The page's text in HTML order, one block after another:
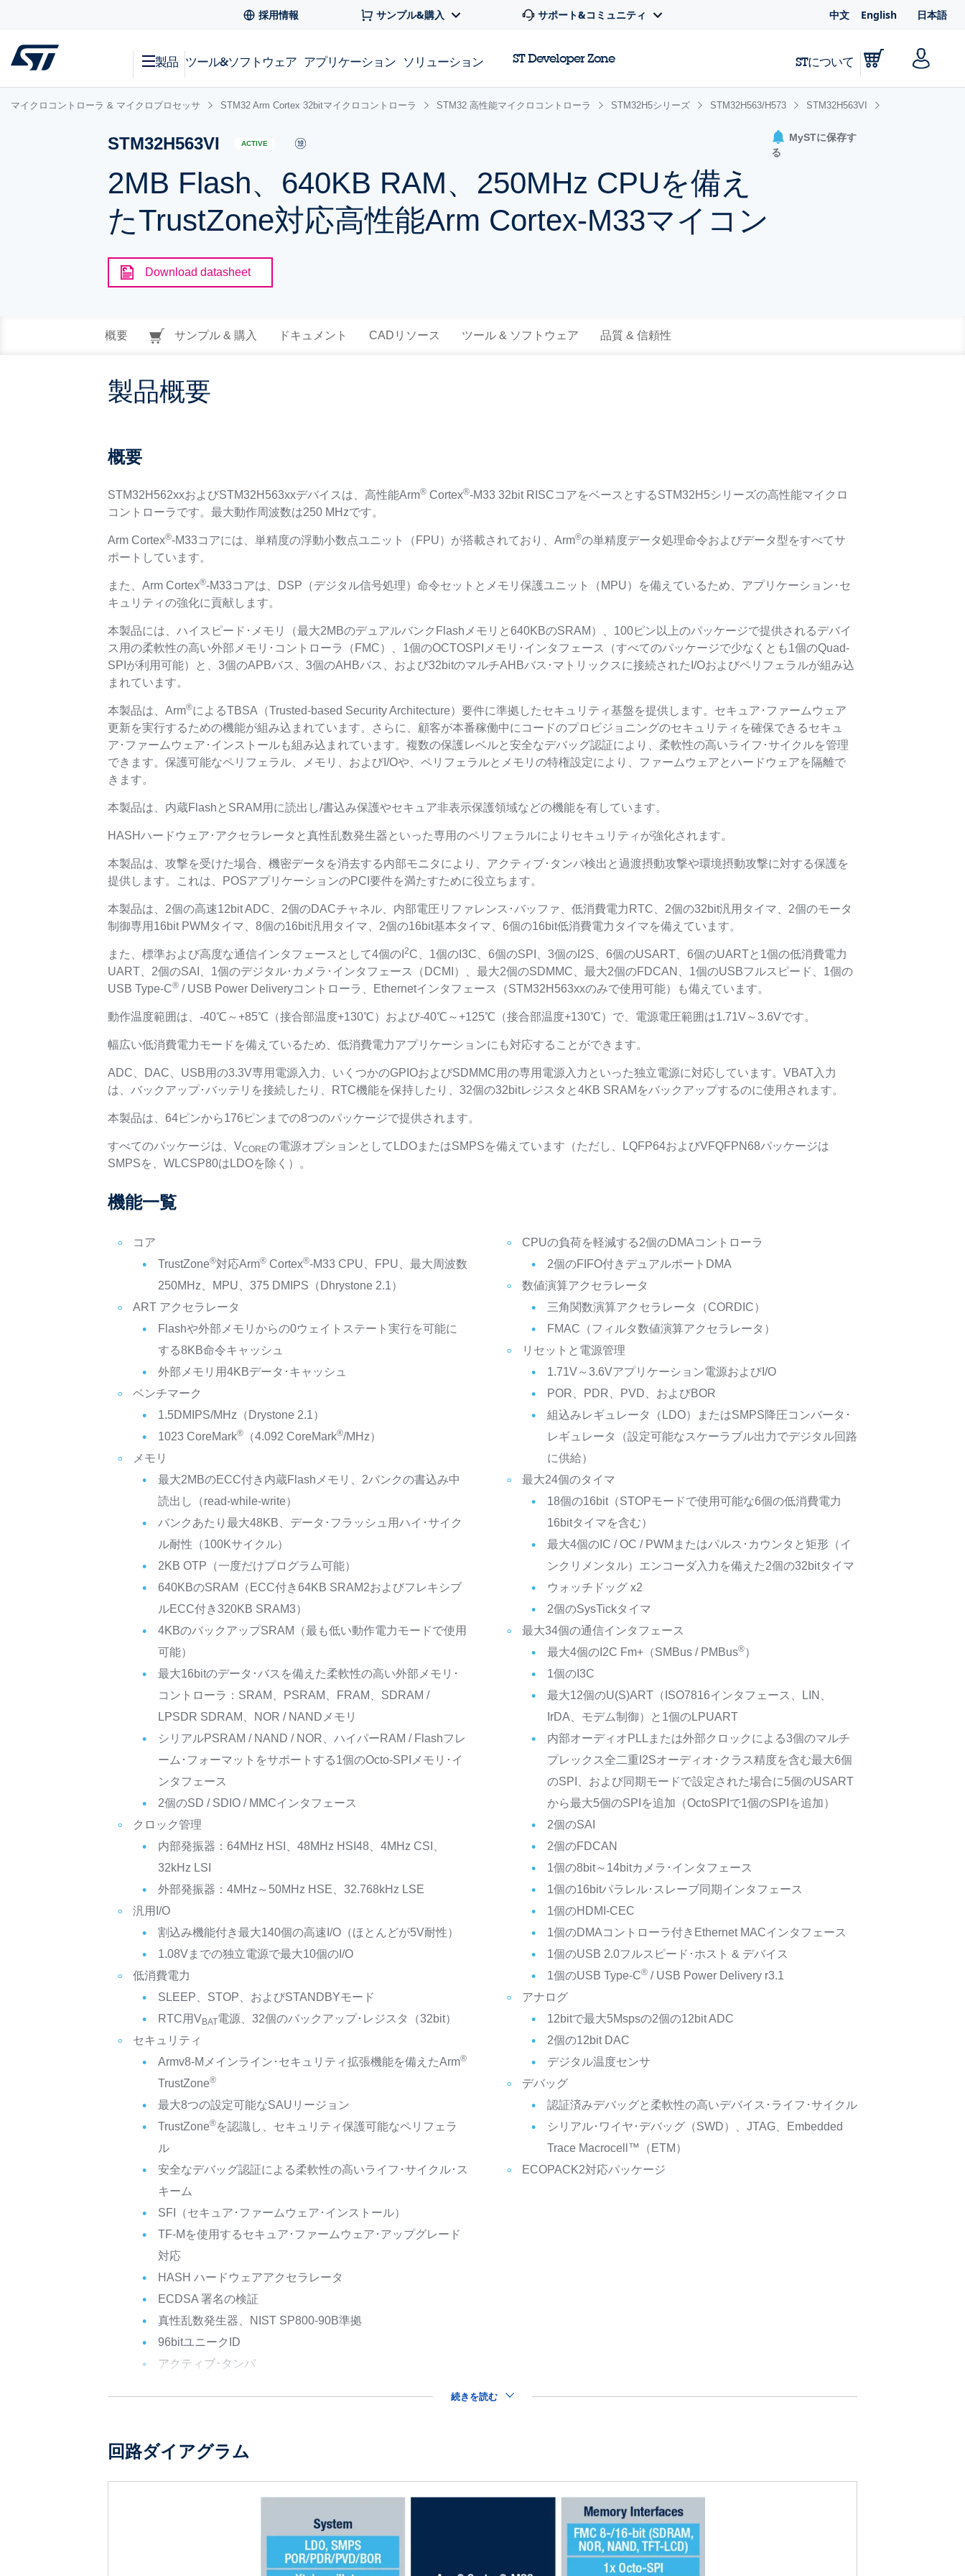
採用情報 サンプル&購入 サポート&コミュニティ 中文 English 日本語
製品 ツール&ソフトウェア アプリケーション ソリューション ST Developer Zone STについて
マイクロコントローラ & マイクロプロセッサ STM32 Arm Cortex 32bitマイクロコントローラ STM32 高性能マイクロコントローラ STM32H5シリーズ STM32H563/H573 STM32H563VI
STM32H563VI ACTIVE
2MB Flash、640KB RAM、250MHz CPUを備え
たTrustZone対応高性能Arm Cortex-M33マイコン
MySTに保存す
る
Download datasheet
概要 サンプル & 購入 ドキュメント CADリソース ツール & ソフトウェア 品質 & 信頼性
製品概要
概要
STM32H562xxおよびSTM32H563xxデバイスは、高性能Arm® Cortex®-M33 32bit RISCコアをベースとするSTM32H5シリーズの高性能マイクロ
コントローラです。最大動作周波数は250 MHzです。
Arm Cortex®-M33コアには、単精度の浮動小数点ユニット（FPU）が搭載されており、Arm®の単精度データ処理命令およびデータ型をすべてサ
ポートしています。
また、Arm Cortex®-M33コアは、DSP（デジタル信号処理）命令セットとメモリ保護ユニット（MPU）を備えているため、アプリケーション･セ
キュリティの強化に貢献します。
本製品には、ハイスピード･メモリ（最大2MBのデュアルバンクFlashメモリと640KBのSRAM）、100ピン以上のパッケージで提供されるデバイ
ス用の柔軟性の高い外部メモリ･コントローラ（FMC）、1個のOCTOSPIメモリ･インタフェース（すべてのパッケージで少なくとも1個のQuad-
SPIが利用可能）と、3個のAPBバス、3個のAHBバス、および32bitのマルチAHBバス･マトリックスに接続されたI/Oおよびペリフェラルが組み込
まれています。
本製品は、Arm®によるTBSA（Trusted-based Security Architecture）要件に準拠したセキュリティ基盤を提供します。セキュア･ファームウェア
更新を実行するための機能が組み込まれています。さらに、顧客が本番稼働中にコードのプロビジョニングのセキュリティを確保できるセキュ
ア･ファームウェア･インストールも組み込まれています。複数の保護レベルと安全なデバッグ認証により、柔軟性の高いライフ･サイクルを管理
できます。保護可能なペリフェラル、メモリ、およびI/Oや、ペリフェラルとメモリの特権設定により、ファームウェアとハードウェアを隔離で
きます。
本製品は、内蔵FlashとSRAM用に読出し/書込み保護やセキュア非表示保護領域などの機能を有しています。
HASHハードウェア･アクセラレータと真性乱数発生器といった専用のペリフェラルによりセキュリティが強化されます。
本製品は、攻撃を受けた場合、機密データを消去する内部モニタにより、アクティブ･タンパ検出と過渡摂動攻撃や環境摂動攻撃に対する保護を
提供します。これは、POSアプリケーションのPCI要件を満たすために役立ちます。
本製品は、2個の高速12bit ADC、2個のDACチャネル、内部電圧リファレンス･バッファ、低消費電力RTC、2個の32bit汎用タイマ、2個のモータ
制御専用16bit PWMタイマ、8個の16bit汎用タイマ、2個の16bit基本タイマ、6個の16bit低消費電力タイマを備えています。
また、標準および高度な通信インタフェースとして4個のI2C、1個のI3C、6個のSPI、3個のI2S、6個のUSART、6個のUARTと1個の低消費電力
UART、2個のSAI、1個のデジタル･カメラ･インタフェース（DCMI）、最大2個のSDMMC、最大2個のFDCAN、1個のUSBフルスピード、1個の
USB Type-C® / USB Power Deliveryコントローラ、Ethernetインタフェース（STM32H563xxのみで使用可能）も備えています。
動作温度範囲は、-40℃～+85℃（接合部温度+130℃）および-40℃～+125℃（接合部温度+130℃）で、電源電圧範囲は1.71V～3.6Vです。
幅広い低消費電力モードを備えているため、低消費電力アプリケーションにも対応することができます。
ADC、DAC、USB用の3.3V専用電源入力、いくつかのGPIOおよびSDMMC用の専用電源入力といった独立電源に対応しています。VBAT入力
は、バックアップ･バッテリを接続したり、RTC機能を保持したり、32個の32bitレジスタと4KB SRAMをバックアップするのに使用されます。
本製品は、64ピンから176ピンまでの8つのパッケージで提供されます。
すべてのパッケージは、VCOREの電源オプションとしてLDOまたはSMPSを備えています（ただし、LQFP64およびVFQFPN68パッケージは
SMPSを、WLCSP80はLDOを除く）。
機能一覧
コア
TrustZone®対応Arm® Cortex®-M33 CPU、FPU、最大周波数
250MHz、MPU、375 DMIPS（Dhrystone 2.1）
ART アクセラレータ
Flashや外部メモリからの0ウェイトステート実行を可能に
する8KB命令キャッシュ
外部メモリ用4KBデータ･キャッシュ
ベンチマーク
1.5DMIPS/MHz（Drystone 2.1）
1023 CoreMark® （4.092 CoreMark®/MHz）
メモリ
最大2MBのECC付き内蔵Flashメモリ、2バンクの書込み中
読出し（read-while-write）
バンクあたり最大48KB、データ･フラッシュ用ハイ･サイク
ル耐性（100Kサイクル）
2KB OTP（一度だけプログラム可能）
640KBのSRAM（ECC付き64KB SRAM2およびフレキシブ
ルECC付き320KB SRAM3）
4KBのバックアップSRAM（最も低い動作電力モードで使用
可能）
最大16bitのデータ･バスを備えた柔軟性の高い外部メモリ･
コントローラ：SRAM、PSRAM、FRAM、SDRAM /
LPSDR SDRAM、NOR / NANDメモリ
シリアルPSRAM / NAND / NOR、ハイパーRAM / Flashフレ
ーム･フォーマットをサポートする1個のOcto-SPIメモリ･イ
ンタフェース
2個のSD / SDIO / MMCインタフェース
クロック管理
内部発振器：64MHz HSI、48MHz HSI48、4MHz CSI、
32kHz LSI
外部発振器：4MHz～50MHz HSE、32.768kHz LSE
汎用I/O
割込み機能付き最大140個の高速I/O（ほとんどが5V耐性）
1.08Vまでの独立電源で最大10個のI/O
低消費電力
SLEEP、STOP、およびSTANDBYモード
RTC用VBAT電源、32個のバックアップ･レジスタ（32bit）
セキュリティ
Armv8-Mメインライン･セキュリティ拡張機能を備えたArm®
TrustZone®
最大8つの設定可能なSAUリージョン
TrustZone®を認識し、セキュリティ保護可能なペリフェラ
ル
安全なデバッグ認証による柔軟性の高いライフ･サイクル･ス
キーム
SFI（セキュア･ファームウェア･インストール）
TF-Mを使用するセキュア･ファームウェア･アップグレード
対応
HASH ハードウェアアクセラレータ
ECDSA 署名の検証
真性乱数発生器、NIST SP800-90B準拠
96bitユニークID
アクティブ･タンパ
CPUの負荷を軽減する2個のDMAコントローラ
2個のFIFO付きデュアルポートDMA
数値演算アクセラレータ
三角関数演算アクセラレータ（CORDIC）
FMAC（フィルタ数値演算アクセラレータ）
リセットと電源管理
1.71V～3.6Vアプリケーション電源およびI/O
POR、PDR、PVD、およびBOR
組込みレギュレータ（LDO）またはSMPS降圧コンバータ･
レギュレータ（設定可能なスケーラブル出力でデジタル回路
に供給）
最大24個のタイマ
18個の16bit（STOPモードで使用可能な6個の低消費電力
16bitタイマを含む）
最大4個のIC / OC / PWMまたはパルス･カウンタと矩形（イ
ンクリメンタル）エンコーダ入力を備えた2個の32bitタイマ
ウォッチドッグ x2
2個のSysTickタイマ
最大34個の通信インタフェース
最大4個のI2C Fm+（SMBus / PMBus®）
1個のI3C
最大12個のU(S)ART（ISO7816インタフェース、LIN、
IrDA、モデム制御）と1個のLPUART
内部オーディオPLLまたは外部クロックによる3個のマルチ
プレックス全二重I2Sオーディオ･クラス精度を含む最大6個
のSPI、および同期モードで設定された場合に5個のUSART
から最大5個のSPIを追加（OctoSPIで1個のSPIを追加）
2個のSAI
2個のFDCAN
1個の8bit～14bitカメラ･インタフェース
1個の16bitパラレル･スレーブ同期インタフェース
1個のHDMI-CEC
1個のDMAコントローラ付きEthernet MACインタフェース
1個のUSB 2.0フルスピード･ホスト & デバイス
1個のUSB Type-C®/ USB Power Delivery r3.1
アナログ
12bitで最大5Mspsの2個の12bit ADC
2個の12bit DAC
デジタル温度センサ
デバッグ
認証済みデバッグと柔軟性の高いデバイス･ライフ･サイクル
シリアル･ワイヤ･デバッグ（SWD）、JTAG、Embedded
Trace Macrocell™（ETM）
ECOPACK2対応パッケージ
続きを読む
回路ダイアグラム